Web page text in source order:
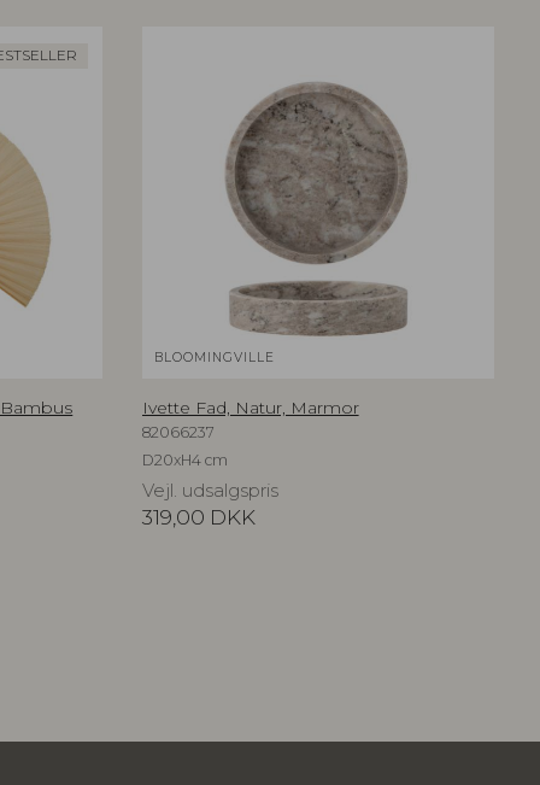
BLOOMINGVILLE
Ivette Fad, Natur, Marmor
82066237
D20xH4 cm
Vejl. udsalgspris
319,00 DKK